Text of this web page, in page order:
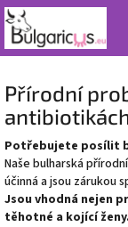
Přejít
na
obsah
Přírodní
Potřebujete posílit
Naše bulharská
účinná a jsou zárukou
Jsou vhodná nejen
těhotné a kojící ženy.